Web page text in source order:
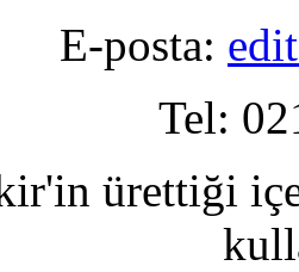
E-posta:
Tel:
ürettiği